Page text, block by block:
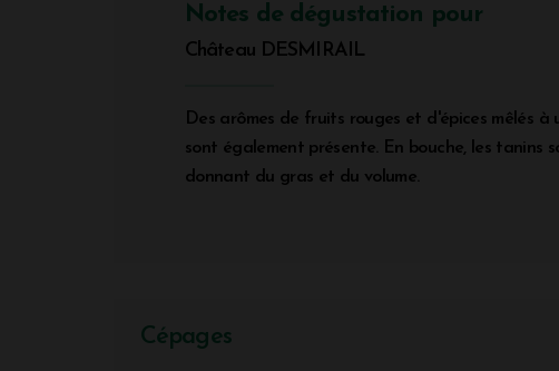
Notes de dégustation pour
Château DESMIRAIL
Des arômes de fruits rouges et d'épices mêlés
sont également présente. En bouche, les
donnant du gras et du volume.
Cépages